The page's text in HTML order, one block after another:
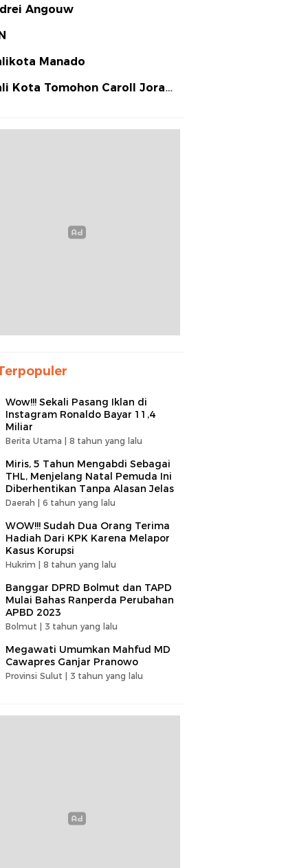
Angouw
Manado
Kota Tomohon Caroll Joram
Wow!!! Sekali Pasang Iklan di
Instagram Ronaldo Bayar 11,4
Miliar
Berita Utama | 8 tahun yang lalu
Miris, 5 Tahun Mengabdi Sebagai
THL, Menjelang Natal Pemuda Ini
Diberhentikan Tanpa Alasan Jelas
Daerah | 6 tahun yang lalu
WOW!!! Sudah Dua Orang Terima
Hadiah Dari KPK Karena Melapor
Kasus Korupsi
Hukrim | 8 tahun yang lalu
Banggar DPRD Bolmut dan TAPD
Mulai Bahas Ranperda Perubahan
APBD 2023
Bolmut | 3 tahun yang lalu
Megawati Umumkan Mahfud MD
Cawapres Ganjar Pranowo
Provinsi Sulut | 3 tahun yang lalu